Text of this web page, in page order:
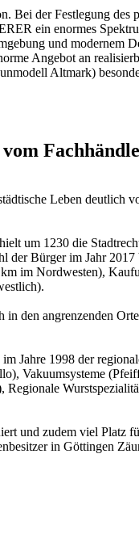
der Festlegung des
ein enormes
und modernem
Angebot an
Altmark)
Leben deutlich
um 1230 die
der Bürger im Jahr
im Nordwesten),
den angrenzenden
Jahre 1998 der
Vakuumsysteme
und zudem viel Platz
in Göttingen